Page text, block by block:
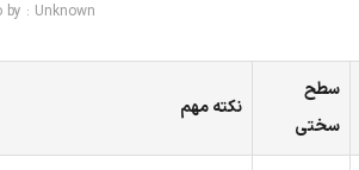
by : Unknown
سطح
سختی
نکته مهم